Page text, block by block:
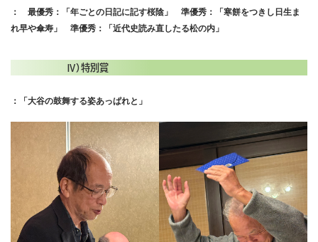
： 最優秀：「年ごとの日記に記す桜陰」 準優秀：「寒餅をつきし日生ま
れ早や傘寿」 準優秀：「近代史読み直したる松の内」
Ⅳ）特別賞
：「大谷の鼓舞する姿あっぱれと」